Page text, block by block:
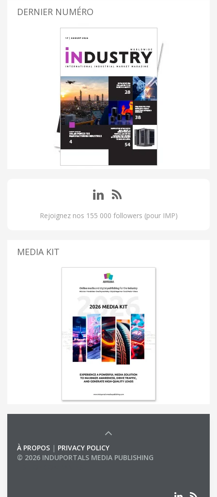
DERNIER NUMÉRO
Rejoignez nos 155 000 followers (pour IMP)
MEDIA KIT
À PROPOS | PRIVACY POLICY
© 2026 INDUPORTALS MEDIA PUBLISHING